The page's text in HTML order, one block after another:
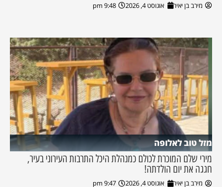
מירב בן יאיר אוגוסט 4, 2026 9:48 pm
מזל טוב לאלופה
מירי שלם המוכרת לכולם כמנהלת היכל התרבות העירוני בעיר,
חגגה את יום הולדתה!
מירב בן יאיר אוגוסט 4, 2026 9:47 pm